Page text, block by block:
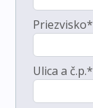
Priezvisko*
Ulica a č.p.*